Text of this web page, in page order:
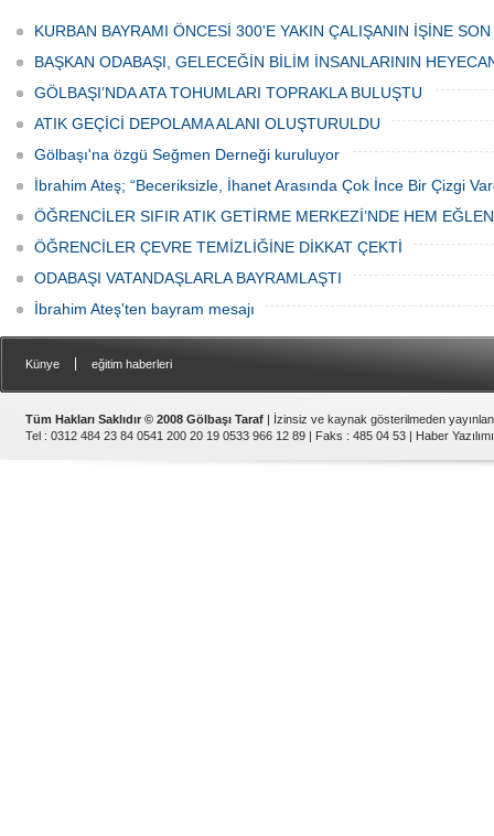
Haftası" etkinlikleri Ankara'da devam
ediyor.
bulunan esnaf ve alışverişe gelen
vatandaşlar park cezaları yüzünden
canından bezdi.
KURBAN BAYRAMI ÖNCESİ 300'E YAKIN ÇALIŞANIN İŞİNE
BAŞKAN ODABAŞI, GELECEĞİN BİLİM İNSANLARININ
GÖLBAŞI’NDA ATA TOHUMLARI TOPRAKLA BULUŞTU
ATIK GEÇİCİ DEPOLAMA ALANI OLUŞTURULDU
Gölbaşı'na özgü Seğmen Derneği kuruluyor
İbrahim Ateş; “Beceriksizle, İhanet Arasında Çok İnce Bir Çizgi
ÖĞRENCİLER SIFIR ATIK GETİRME MERKEZİ’NDE HEM
ÖĞRENCİLER ÇEVRE TEMİZLİĞİNE DİKKAT ÇEKTİ
ODABAŞI VATANDAŞLARLA BAYRAMLAŞTI
İbrahim Ateş'ten bayram mesajı
Künye eğitim haberleri
Tüm Hakları Saklıdır © 2008 Gölbaşı Taraf | İzinsiz ve kaynak gösterilmeden
Tel : 0312 484 23 84 0541 200 20 19 0533 966 12 89 | Faks : 485 04 53 | Haber Yazılımı